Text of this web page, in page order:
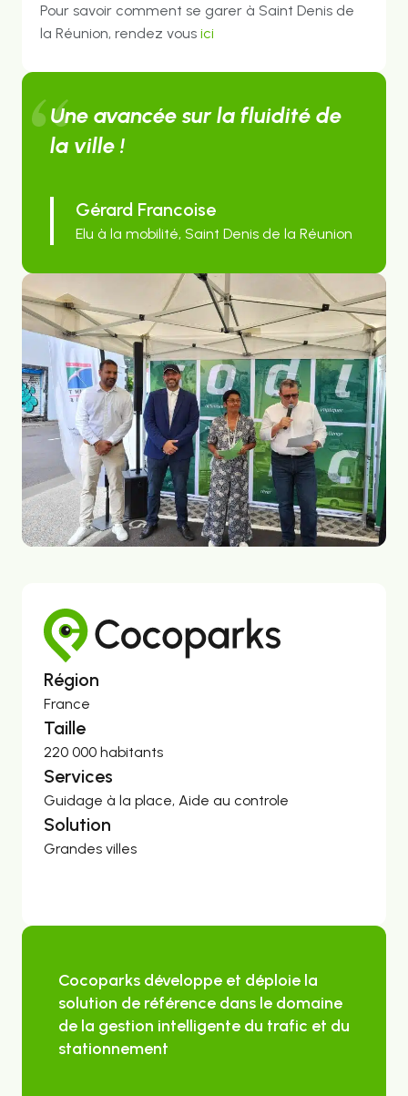
Pour savoir comment se garer à Saint Denis de
la Réunion, rendez vous ici
Une avancée sur la fluidité de
la ville !
Gérard Francoise
Elu à la mobilité, Saint Denis de la Réunion
Région
France
Taille
220 000 habitants
Services
Guidage à la place, Aide au controle
Solution
Grandes villes
Cocoparks développe et déploie la
solution de référence dans le domaine
de la gestion intelligente du trafic et du
stationnement